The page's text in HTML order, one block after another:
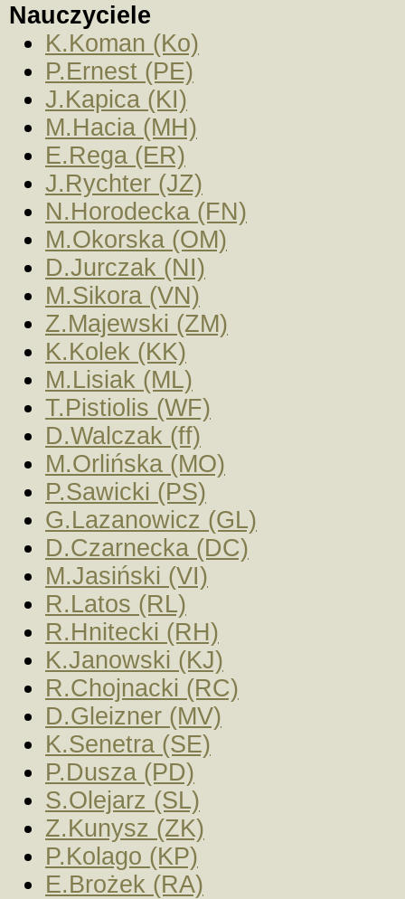
Nauczyciele
K.Koman (Ko)
P.Ernest (PE)
J.Kapica (KI)
M.Hacia (MH)
E.Rega (ER)
J.Rychter (JZ)
N.Horodecka (FN)
M.Okorska (OM)
D.Jurczak (NI)
M.Sikora (VN)
Z.Majewski (ZM)
K.Kolek (KK)
M.Lisiak (ML)
T.Pistiolis (WF)
D.Walczak (ff)
M.Orlińska (MO)
P.Sawicki (PS)
G.Lazanowicz (GL)
D.Czarnecka (DC)
M.Jasiński (VI)
R.Latos (RL)
R.Hnitecki (RH)
K.Janowski (KJ)
R.Chojnacki (RC)
D.Gleizner (MV)
K.Senetra (SE)
P.Dusza (PD)
S.Olejarz (SL)
Z.Kunysz (ZK)
P.Kolago (KP)
E.Brożek (RA)